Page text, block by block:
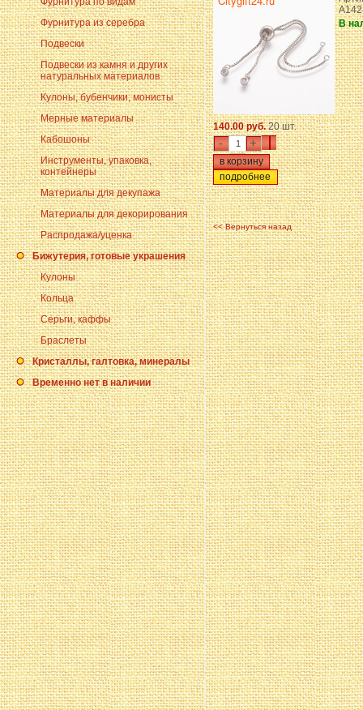
Фурнитура из серебра
Подвески
Подвески из камня и других
натуральных материалов
Кулоны, бубенчики, монисты
Мерные материалы
Кабошоны
Инструменты, упаковка,
контейнеры
Материалы для декупажа
Материалы для декорирования
Распродажа/уценка
Бижутерия, готовые украшения
Кулоны
Кольца
Серьги, каффы
Браслеты
Кристаллы, галтовка, минералы
Временно нет в наличии
В
140.00 руб.20 шт.
- +
подробнее
<< Вернуться назад